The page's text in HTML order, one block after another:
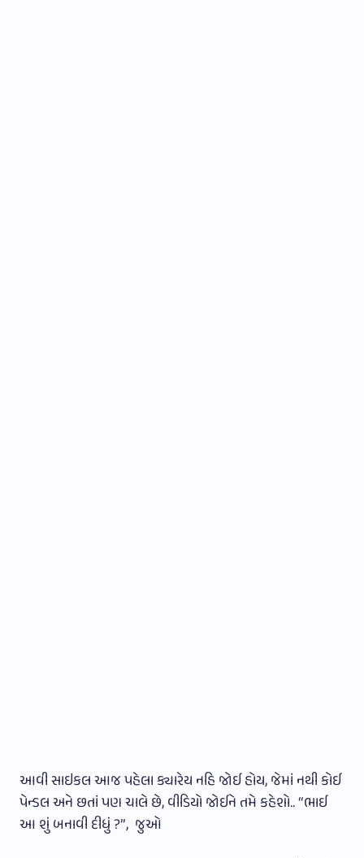
આવી સાઇકલ આજ પહેલા ક્યારેય નહિ જોઈ હોય, જેમાં નથી કોઈ
પેન્ડલ અને છતાં પણ ચાલે છે, વીડિયો જોઈને તમે કહેશો.. “ભાઈ
આ શું બનાવી દીધું ?”, જુઓ